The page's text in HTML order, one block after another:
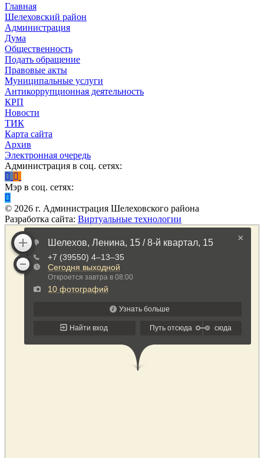
Главная
Шелеховский район
Администрация
Дума
Общественность
Подать обращение
Правовые акты
Муниципальные услуги
Антикоррупционная деятельность
КРП
Новости
ТИК
Карта сайта
Архив
Электронная очередь
Администрация в соц. сетях:
Мэр в соц. сетях:
© 2026 г. Администрация Шелеховского района
Разработка сайта: Виртуальные технологии